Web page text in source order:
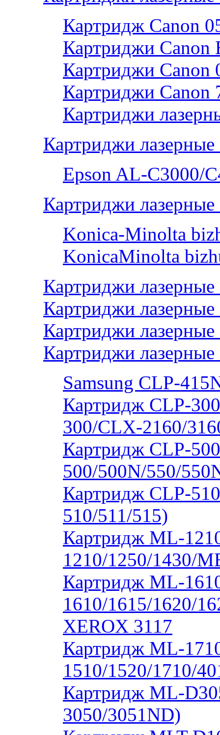
Картридж Canon
Картриджи Canon
Картриджи Canon
Картриджи Canon
Картриджи
Картриджи лазерные
Epson AL-С3000/
Картриджи
Konica-Minolta
KonicaMinolta
Картриджи
Картриджи лазерные
Картриджи лазерные
Картриджи лазерные
Samsung CLP-
Картридж CLP-
300/CLX-2160/
Картридж CLP-
500/500N/550/
Картридж CLP-
510/511/515)
Картридж ML-
1210/1250/1430/
Картридж ML-
1610/1615/1620/
XEROX 3117
Картридж ML-
1510/1520/1710/
Картридж ML-
3050/3051ND)